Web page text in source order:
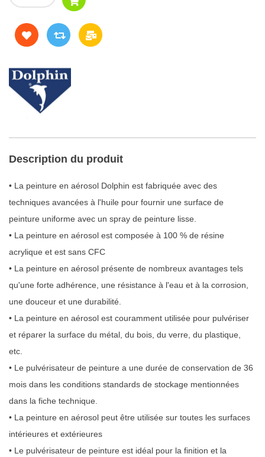
Description du produit
• La peinture en aérosol Dolphin est fabriquée avec des
techniques avancées à l'huile pour fournir une surface de
peinture uniforme avec un spray de peinture lisse.
• La peinture en aérosol est composée à 100 % de résine
acrylique et est sans CFC
• La peinture en aérosol présente de nombreux avantages tels
qu'une forte adhérence, une résistance à l'eau et à la corrosion,
une douceur et une durabilité.
• La peinture en aérosol est couramment utilisée pour pulvériser
et réparer la surface du métal, du bois, du verre, du plastique,
etc.
• Le pulvérisateur de peinture a une durée de conservation de 36
mois dans les conditions standards de stockage mentionnées
dans la fiche technique.
• La peinture en aérosol peut être utilisée sur toutes les surfaces
intérieures et extérieures
• Le pulvérisateur de peinture est idéal pour la finition et la